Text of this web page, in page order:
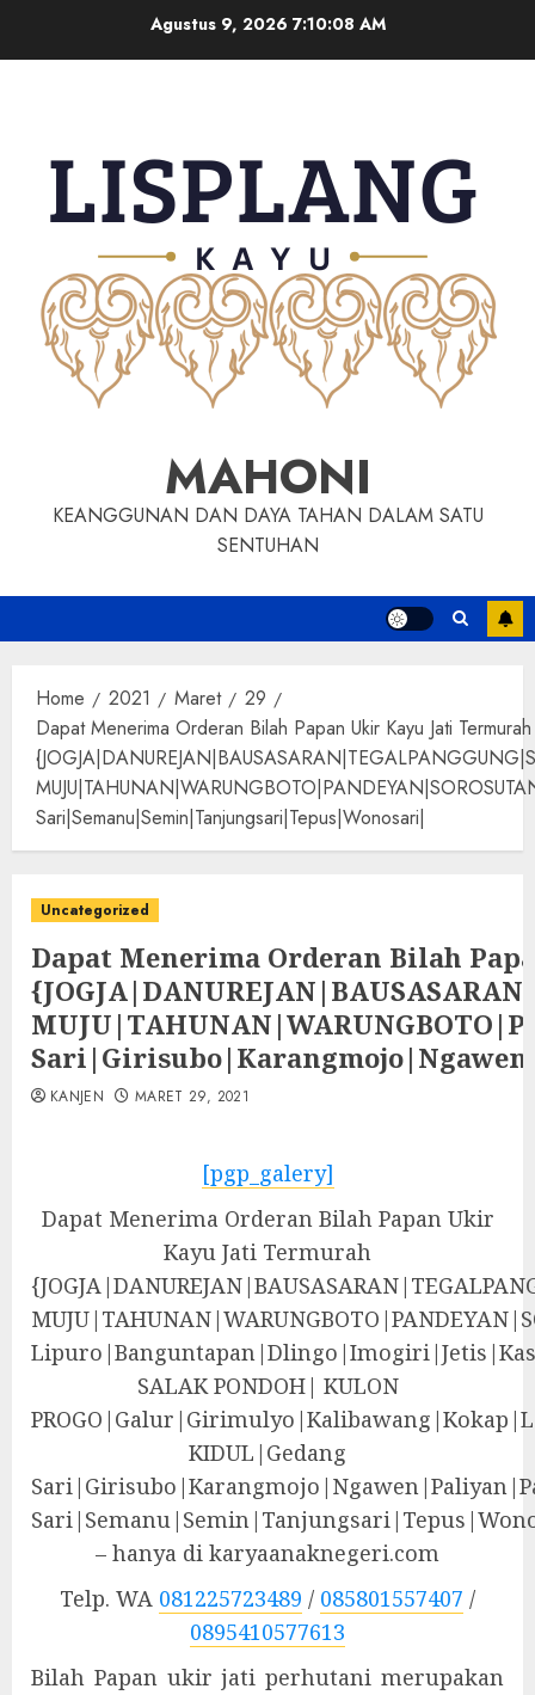
Agustus 9, 2026 7:10:09 AM
MAHONI
KEANGGUNAN DAN DAYA TAHAN DALAM SATU
SENTUHAN
Home 2021 Maret
29
Dapat Menerima Orderan Bilah Papan Ukir Kayu Jati Termurah
Sari|Semanu|Semin|Tanjungsari|Tepus|Wonosari|
Uncategorized
Dapat Menerima Orderan Bilah
KANJEN MARET 29, 2021
[pgp_galery]
Dapat Menerima Orderan Bilah Papan Ukir
Kayu Jati Termurah
SALAK PONDOH| KULON
KIDUL|Gedang
– hanya di karyaanaknegeri.com
Telp. WA 081225723489 / 085801557407 /
0895410577613
Bilah Papan ukir jati perhutani merupakan